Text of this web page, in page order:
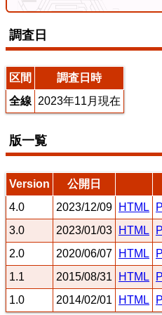
えちぜん鉄道
常磐線（上野
調査日
区間
調査日時
全線 2023年11月現在
版一覧
Version
公開日
4.0
2023/12/09 HTML
3.0
2023/01/03 HTML
2.0
2020/06/07 HTML
1.1
2015/08/31 HTML
1.0
2014/02/01 HTML